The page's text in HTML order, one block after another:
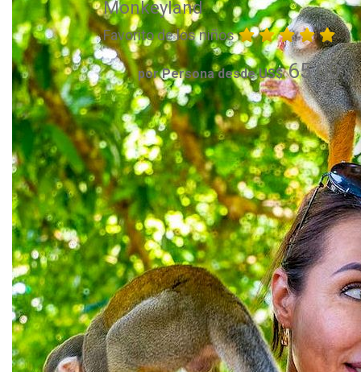
Monkeyland
Favorito de los niños
por Persona desde US$65.00